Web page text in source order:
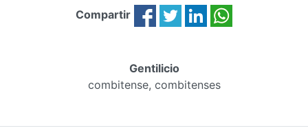
Compartir
Gentilicio
combitense, combitenses